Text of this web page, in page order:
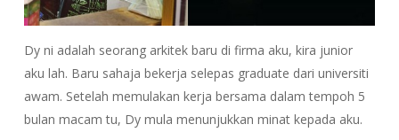
Dy ni adalah seorang arkitek baru di firma aku, kira junior
aku lah. Baru sahaja bekerja selepas graduate dari universiti
awam. Setelah memulakan kerja bersama dalam tempoh 5
bulan macam tu, Dy mula menunjukkan minat kepada aku.